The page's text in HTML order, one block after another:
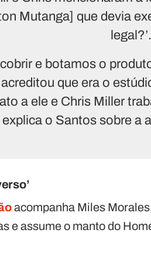
Mutanga] que devia
legal?’.
e botamos o
que era o
a ele e Chris Miller
explica o Santos sobre a
acompanha Miles
e assume o manto do